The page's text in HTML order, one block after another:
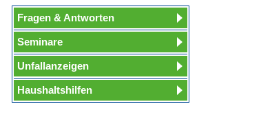
Fragen & Antworten
Seminare
Unfallanzeigen
Haushaltshilfen